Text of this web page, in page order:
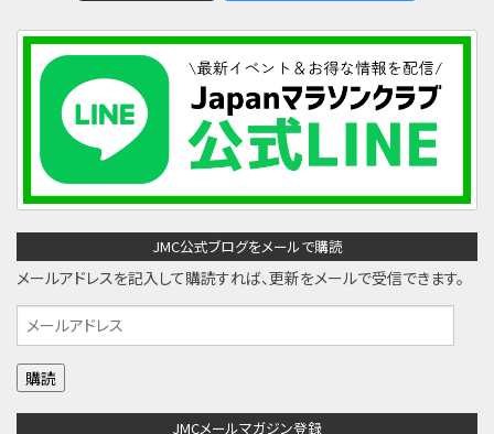
JMC公式ブログをメールで購読
メールアドレスを記入して購読すれば、更新をメールで受信できます。
メ
ー
ル
JMCメールマガジン登録